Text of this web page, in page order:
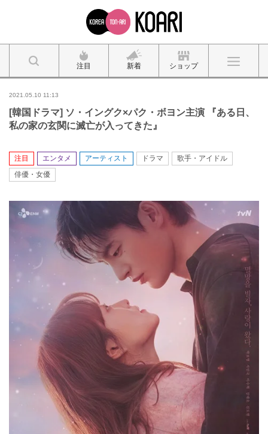
注目 新着 ショップ
2021.05.10 11:13
[韓国ドラマ] ソ・イングク×パク・ボヨン主演 『ある日、
私の家の玄関に滅亡が入ってきた』
注目 エンタメ アーティスト ドラマ
歌手・アイドル
俳優・女優